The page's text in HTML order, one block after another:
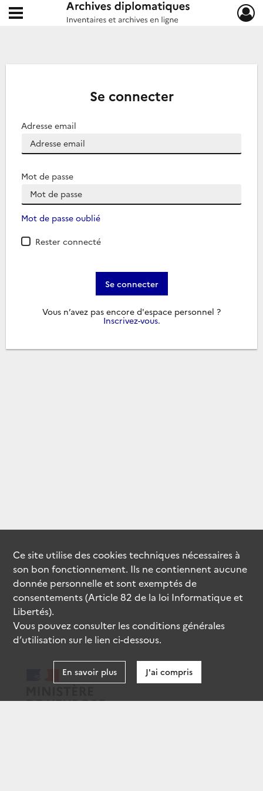
Archives diplomatiques
Ouvrir le menu déroulant
Se connecter
Adresse email
Mot de passe
Mot de passe oublié
Rester connecté
Se connecter
Vous n’avez pas encore d'espace personnel ?
Inscrivez-vous.
Ce site utilise descookiestechniques nécessaires à
son bon fonctionnement. Ils ne contiennent aucune
donnée personnelle et sont exemptés de
consentements (Article 82 de la loi Informatique et
Libertés).
Vous pouvez consulter les conditions générales
d’utilisation sur le lien ci-dessous.
En savoir plus J'ai compris